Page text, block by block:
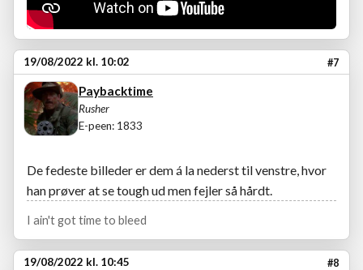
19/08/2022 kl. 10:02 #7
Paybacktime
Rusher
E-peen: 1833
De fedeste billeder er dem á la nederst til venstre, hvor
han prøver at se tough ud men fejler så hårdt.
I ain't got time to bleed
19/08/2022 kl. 10:45 #8